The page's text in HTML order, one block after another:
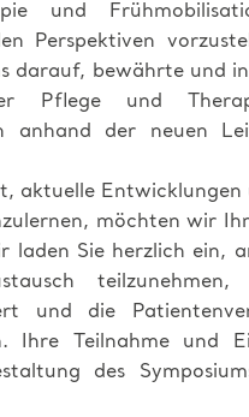
und
Perspektiven
darauf, bewährte und
Pflege und
anhand der neuen
aktuelle Entwicklungen
möchten wir
laden Sie herzlich ein,
und die
Ihre Teilnahme und
des